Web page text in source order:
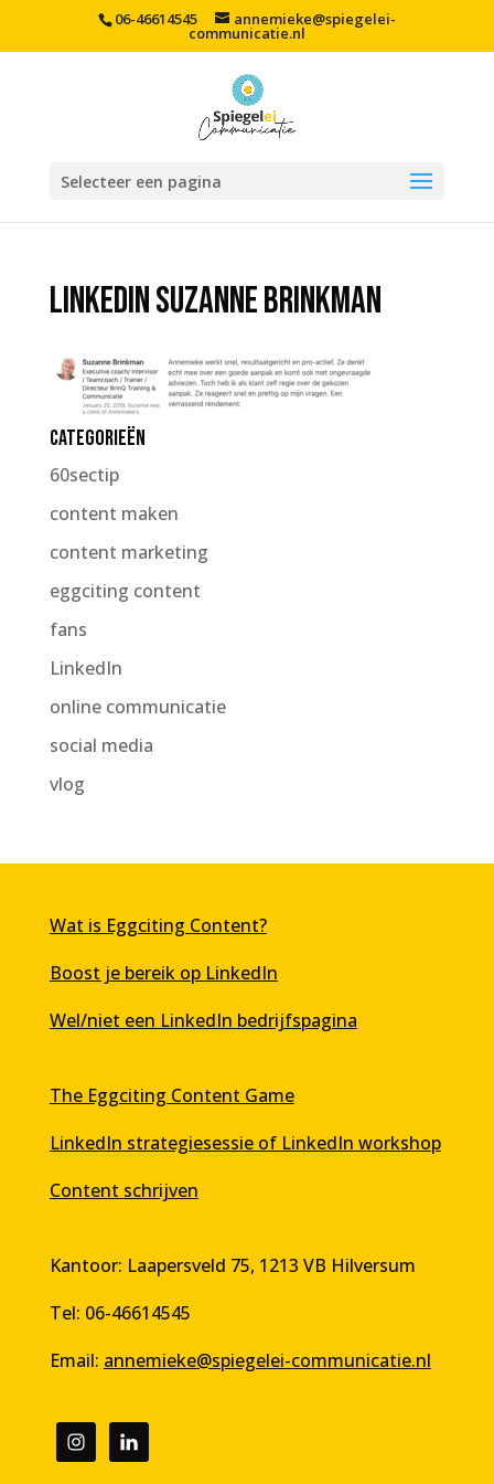
06-46614545 annemieke@spiegelei-
communicatie.nl
Selecteer een pagina
LinkedIn Suzanne Brinkman
Categorieën
60sectip
content maken
content marketing
eggciting content
fans
LinkedIn
online communicatie
social media
vlog
Wat is Eggciting Content?
Boost je bereik op LinkedIn
Wel/niet een LinkedIn bedrijfspagina
The Eggciting Content Game
LinkedIn strategiesessie of LinkedIn workshop
Content schrijven
Kantoor: Laapersveld 75, 1213 VB Hilversum
Tel: 06-46614545
Email: annemieke@spiegelei-communicatie.nl